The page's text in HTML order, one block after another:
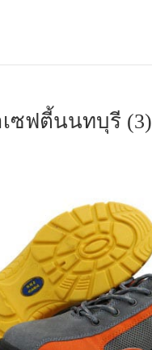
เซฟตี้นนทบุรี (3)